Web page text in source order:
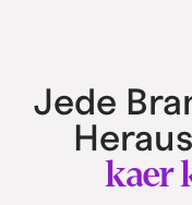
Jede
kaer